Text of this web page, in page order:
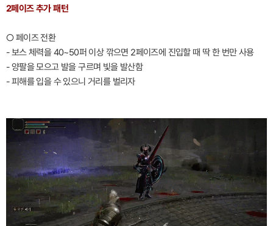
2페이즈 추가 패턴
○ 페이즈 전환
- 보스 체력을 40~50퍼 이상 깎으면 2페이즈에 진입할 때 딱 한 번만 사용
- 양팔을 모으고 발을 구르며 빛을 발산함
- 피해를 입을 수 있으니 거리를 벌리자